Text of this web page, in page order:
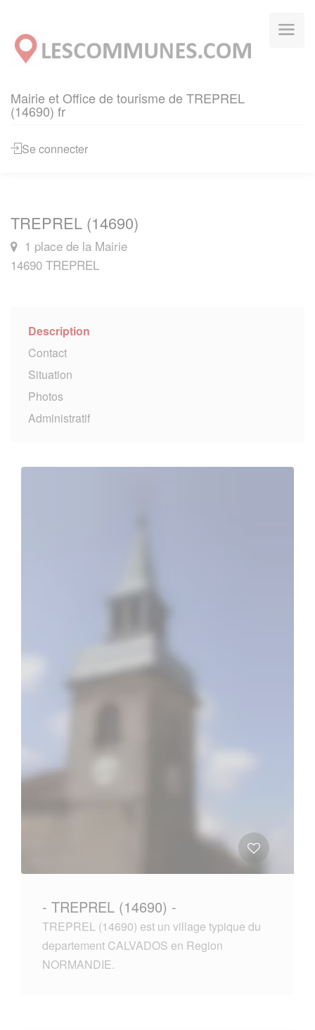
Mairie et Office de tourisme de TREPREL
(14690) fr
Se connecter
TREPREL (14690)
1 place de la Mairie
14690 TREPREL
Description
Contact
Situation
Photos
Administratif
- TREPREL (14690) -
TREPREL (14690) est un village typique du
departement CALVADOS en Region
NORMANDIE.